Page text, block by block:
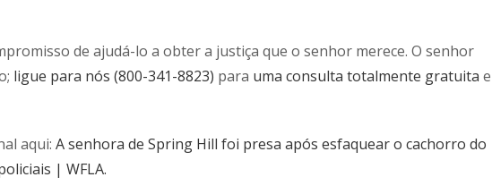
de ajudá-lo a obter a justiça que o senhor merece. O senhor
ligue para nós (800-341-8823) para uma consulta totalmente gratuita e
aqui: A senhora de Spring Hill foi presa após esfaquear o cachorro do
| WFLA.